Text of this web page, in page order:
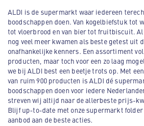
ALDI is de supermarkt waar iedereen
boodschappen doen. Van kogelbiefstuk tot
tot vloerbrood en van bier tot fruitbiscuit. Al
nog veel meer kwamen als beste getest uit
onafhankelijke kenners. Een assortiment
producten, maar toch voor een zo laag
we bij ALDI best een beetje trots op. Met
van ruim 900 producten is ALDI dé
boodschappen doen voor iedere
streven wij altijd naar de allerbeste prijs-
Blijf up-to-date met onze supermarkt
aanbod aan de beste acties.